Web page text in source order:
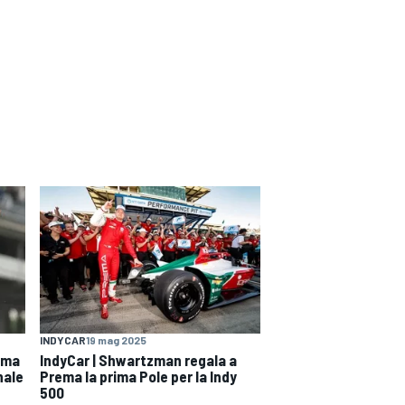
INDYCAR19 mag 2025
IndyCar | Shwartzman regala a
Prema la prima Pole per la Indy
500